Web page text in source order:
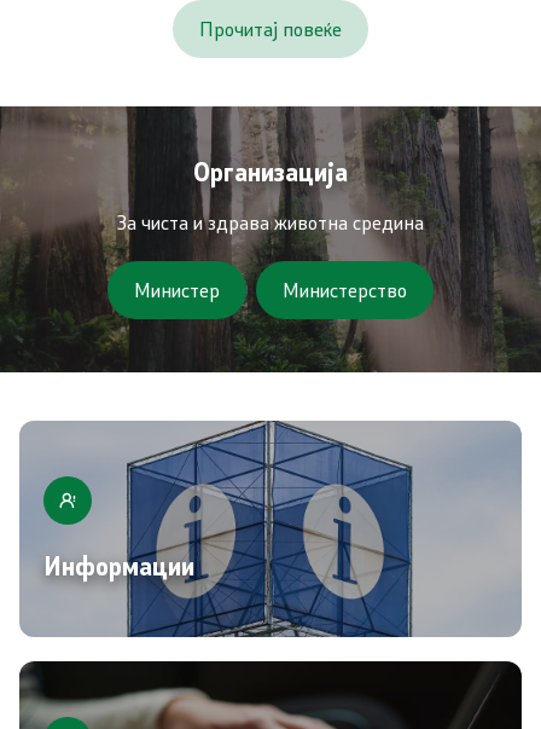
Јавни огласи
Завршени јавни огласи
Конкурси
Завршени конкурси
Изјава за пристапност
Со еден клик до сите услуги
Прочитај повеќе
Организација
За чиста и здрава животна средина
Министер Министерство
Информации